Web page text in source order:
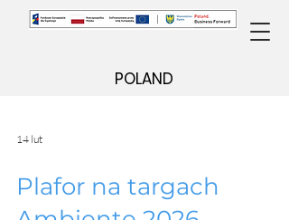
POLAND
14 lut
Plafor na targach